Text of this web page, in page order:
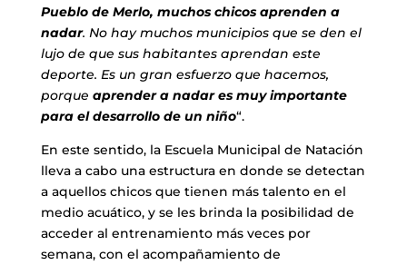
Pueblo de Merlo, muchos chicos aprenden a
nadar. No hay muchos municipios que se den el
lujo de que sus habitantes aprendan este
deporte. Es un gran esfuerzo que hacemos,
porque aprender a nadar es muy importante
para el desarrollo de un niño“.
En este sentido, la Escuela Municipal de Natación
lleva a cabo una estructura en donde se detectan
a aquellos chicos que tienen más talento en el
medio acuático, y se les brinda la posibilidad de
acceder al entrenamiento más veces por
semana, con el acompañamiento de